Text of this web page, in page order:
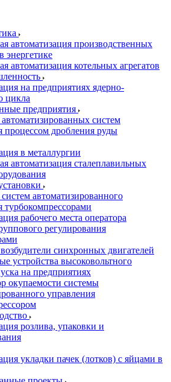
автоматизация производственных
энергетике
автоматизация котельных агрегатов
на предприятиях ядерно-
цикла
предприятия
систем
процессом дробления руды
в металлургии
автоматизация сталеплавильных
автоматизированного
турбокомпрессорами
рабочего места оператора
регулирования
синхронных двигателей
устройства высоковольтного
на предприятиях
окупаемости системы
управления
розлива, упаковки и
укладки пачек (лотков) с яйцами в